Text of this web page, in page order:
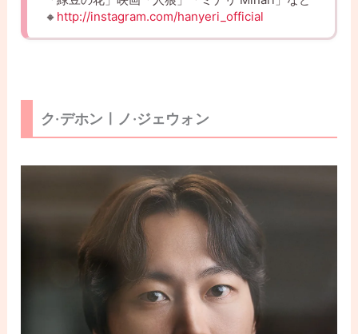
🔸 http://instagram.com/hanyeri_official
ク·デホンㅣノ·ジェウォン